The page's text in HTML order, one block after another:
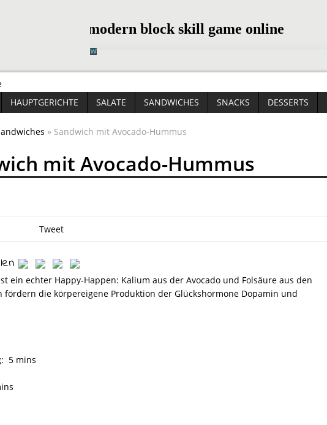
HAUPTGERICHTE SALATE SANDWICHES SNACKS DESSERTS
» Sandwich mit Avocado-Hummus
mit Avocado-Hummus
Tweet
ein echter Happy-Happen: Kalium aus der Avocado und Folsäure aus den
fördern die körpereigene Produktion der Glückshormone Dopamin und
5 mins